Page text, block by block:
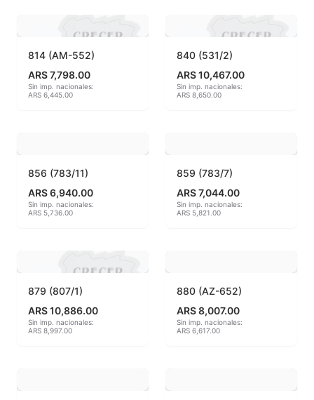
Hereaus (750ºC - 850ºC)
Herramientas
Jaspeadores
Ladrillos aislantes para horno
Libros y Revistas
Materias primas
814 (AM-552)
ARS 7,798.00
Sin imp. nacionales:
ARS 6,445.00
840 (531/2)
ARS 10,467.00
Sin imp. nacionales:
ARS 8,650.00
856 (783/11)
ARS 6,940.00
Sin imp. nacionales:
ARS 5,736.00
859 (783/7)
ARS 7,044.00
Sin imp. nacionales:
ARS 5,821.00
879 (807/1)
ARS 10,886.00
Sin imp. nacionales:
ARS 8,997.00
880 (AZ-652)
ARS 8,007.00
Sin imp. nacionales:
ARS 6,617.00